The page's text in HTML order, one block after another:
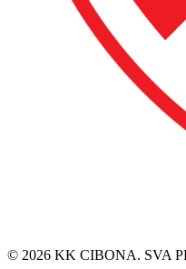
© 2026 KK CIBONA. SVA